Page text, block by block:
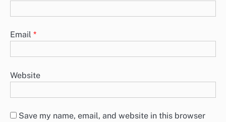
Email *
Website
Save my name, email, and website in this browser